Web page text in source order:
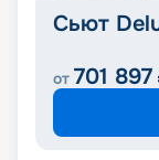
Сьют
от 701 897